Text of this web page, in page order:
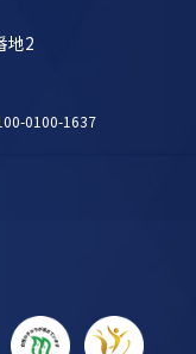
地2
0100-1637